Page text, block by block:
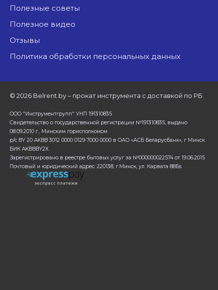
Полезные советы
Полезное видео
Отзывы
Политика обработки персональных данных
© 2026 Belrent.by – прокат инструмента с доставкой по РБ.
ООО "Инструментгрупп" УНП 191310835
Свидетельство о государственной регистрации №191310835, выдано
08.09.2010 г., Минским горисполкомом
р/с BY 20 AKBB 3012 0000 0129 7000 0000 в ОАО «АСБ Беларусбанк», г Минск.
БИК AKBBBY2X
Зарегистрировано в реестре бытовых услуг за №000000022574 от 19.06.2015
Почтовый и юридический адрес: 220138, г.Минск, ул. Карвата 88Бs